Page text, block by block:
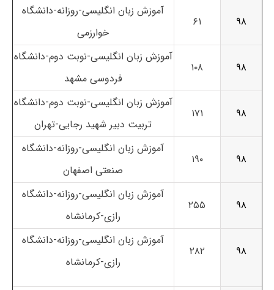
۹۸ ۶۱
آموزش زبان انگلیسی-روزانه-دانشگاه
خوارزمی
۹۸ ۱۰۸
آموزش زبان انگلیسی-نوبت دوم-دانشگاه
فردوسی مشهد
۹۸ ۱۷۱
آموزش زبان انگلیسی-نوبت دوم-دانشگاه
تربیت دبیر شهید رجایی-تهران
۹۸ ۱۹۰
آموزش زبان انگلیسی-روزانه-دانشگاه
صنعتی اصفهان
۹۸ ۲۵۵
آموزش زبان انگلیسی-روزانه-دانشگاه
رازی-کرمانشاه
۹۸ ۲۸۲
آموزش زبان انگلیسی-روزانه-دانشگاه
رازی-کرمانشاه